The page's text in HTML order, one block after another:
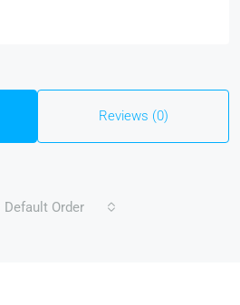
Reviews (0)
Default Order